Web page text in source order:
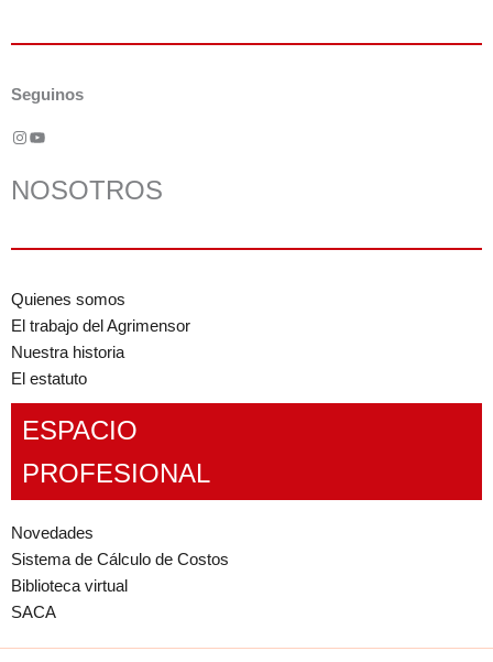
Seguinos
Instagram
YouTube
NOSOTROS
Quienes somos
El trabajo del Agrimensor
Nuestra historia
El estatuto
ESPACIO
PROFESIONAL
Novedades
Sistema de Cálculo de Costos
Biblioteca virtual
SACA